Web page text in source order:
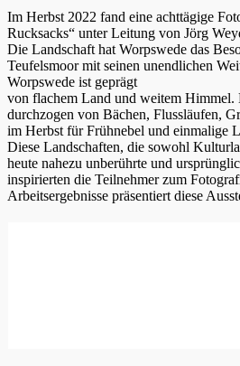
Im Herbst 2022 fand eine achttägige
Rucksacks“ unter Leitung von Jörg
Die Landschaft hat Worpswede das
Teufelsmoor mit seinen unendlichen
Worpswede ist geprägt
von flachem Land und weitem Himmel.
durchzogen von Bächen, Flussläufen,
im Herbst für Frühnebel und einmalige
Diese Landschaften, die sowohl
heute nahezu unberührte und
inspirierten die Teilnehmer zum
Arbeitsergebnisse präsentiert diese